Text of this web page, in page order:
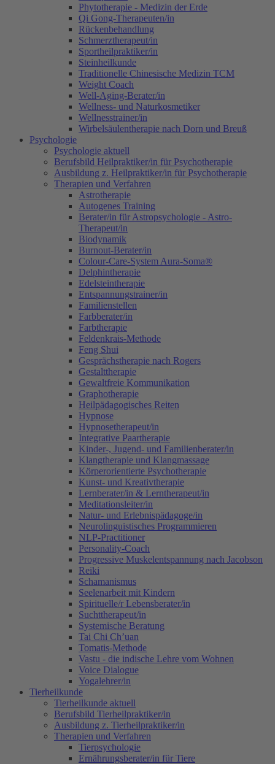
Phytotherapie - Medizin der Erde
Qi Gong-Therapeuten/in
Rückenbehandlung
Schmerztherapeut/in
Sportheilpraktiker/in
Steinheilkunde
Traditionelle Chinesische Medizin TCM
Weight Coach
Well-Aging-Berater/in
Wellness- und Naturkosmetiker
Wellnesstrainer/in
Wirbelsäulentherapie nach Dorn und Breuß
Psychologie
Psychologie aktuell
Berufsbild Heilpraktiker/in für Psychotherapie
Ausbildung z. Heilpraktiker/in für Psychotherapie
Therapien und Verfahren
Astrotherapie
Autogenes Training
Berater/in für Astropsychologie - Astro-
Therapeut/in
Biodynamik
Burnout-Berater/in
Colour-Care-System Aura-Soma®
Delphintherapie
Edelsteintherapie
Entspannungstrainer/in
Familienstellen
Farbberater/in
Farbtherapie
Feldenkrais-Methode
Feng Shui
Gesprächstherapie nach Rogers
Gestalttherapie
Gewaltfreie Kommunikation
Graphotherapie
Heilpädagogisches Reiten
Hypnose
Hypnosetherapeut/in
Integrative Paartherapie
Kinder-, Jugend- und Familienberater/in
Klangtherapie und Klangmassage
Körperorientierte Psychotherapie
Kunst- und Kreativtherapie
Lernberater/in & Lerntherapeut/in
Meditationsleiter/in
Natur- und Erlebnispädagoge/in
Neurolinguistisches Programmieren
NLP-Practitioner
Personality-Coach
Progressive Muskelentspannung nach Jacobson
Reiki
Schamanismus
Seelenarbeit mit Kindern
Spirituelle/r Lebensberater/in
Suchttherapeut/in
Systemische Beratung
Tai Chi Ch’uan
Tomatis-Methode
Vastu - die indische Lehre vom Wohnen
Voice Dialogue
Yogalehrer/in
Tierheilkunde
Tierheilkunde aktuell
Berufsbild Tierheilpraktiker/in
Ausbildung z. Tierheilpraktiker/in
Therapien und Verfahren
Tierpsychologie
Ernährungsberater/in für Tiere